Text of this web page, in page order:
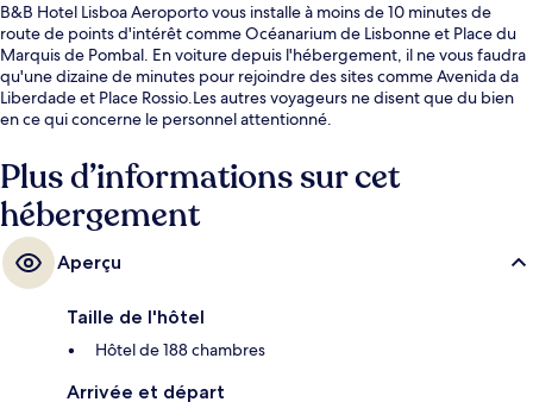
B&B Hotel Lisboa Aeroporto vous installe à moins de 10 minutes de
route de points d'intérêt comme Océanarium de Lisbonne et Place du
Marquis de Pombal. En voiture depuis l'hébergement, il ne vous faudra
qu'une dizaine de minutes pour rejoindre des sites comme Avenida da
Liberdade et Place Rossio.Les autres voyageurs ne disent que du bien
en ce qui concerne le personnel attentionné.
Plus d’informations sur cet
hébergement
Aperçu
Taille de l'hôtel
Hôtel de 188 chambres
Arrivée et départ